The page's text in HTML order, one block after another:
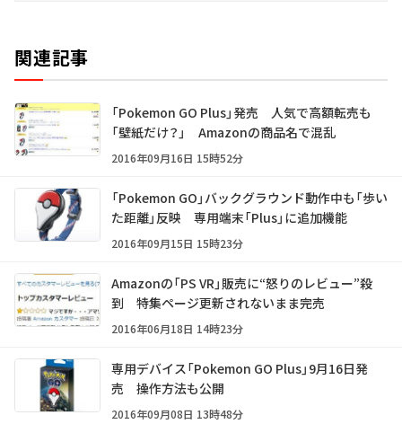
関連記事
「Pokemon GO Plus」発売 人気で高額転売も
「壁紙だけ？」 Amazonの商品名で混乱
2016年09月16日 15時52分
「Pokemon GO」バックグラウンド動作中も「歩い
た距離」反映 専用端末「Plus」に追加機能
2016年09月15日 15時23分
Amazonの「PS VR」販売に“怒りのレビュー”殺
到 特集ページ更新されないまま完売
2016年06月18日 14時23分
専用デバイス「Pokemon GO Plus」9月16日発
売 操作方法も公開
2016年09月08日 13時48分